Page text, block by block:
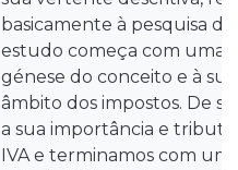
basicamente à pesquisa
estudo começa com uma
génese do conceito e à
âmbito dos impostos. De
a sua importância e
IVA e terminamos com